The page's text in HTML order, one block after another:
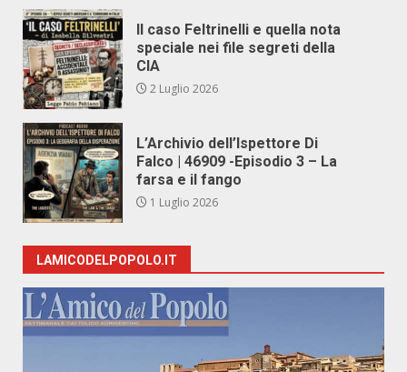
Il caso Feltrinelli e quella nota
speciale nei file segreti della
CIA
2 Luglio 2026
L’Archivio dell’Ispettore Di
Falco | 46909 -Episodio 3 – La
farsa e il fango
1 Luglio 2026
LAMICODELPOPOLO.IT